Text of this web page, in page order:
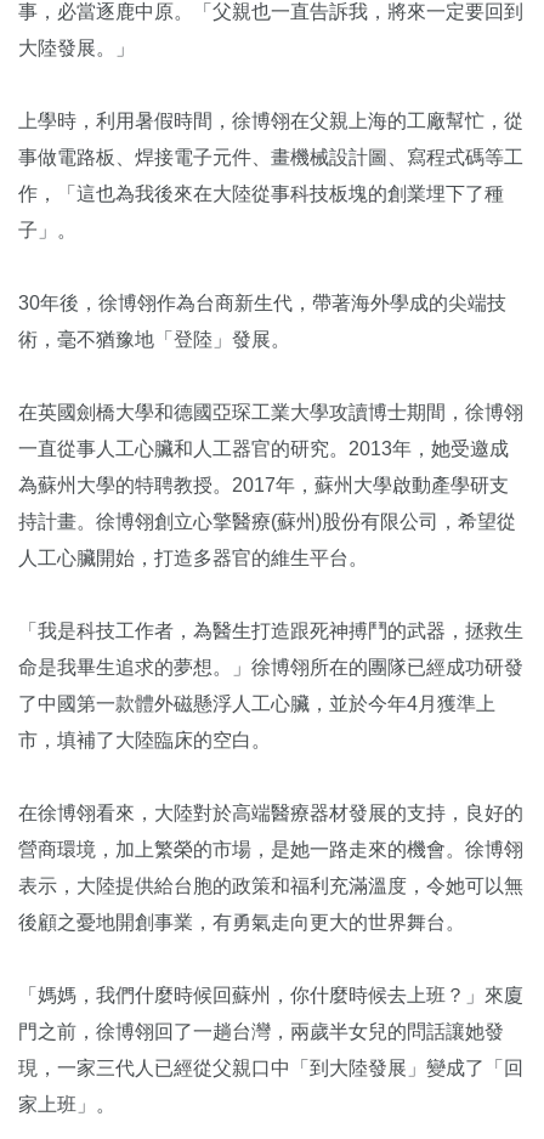
事，必當逐鹿中原。「父親也一直告訴我，將來一定要回到
大陸發展。」
上學時，利用暑假時間，徐博翎在父親上海的工廠幫忙，從
事做電路板、焊接電子元件、畫機械設計圖、寫程式碼等工
作，「這也為我後來在大陸從事科技板塊的創業埋下了種
子」。
30年後，徐博翎作為台商新生代，帶著海外學成的尖端技
術，毫不猶豫地「登陸」發展。
在英國劍橋大學和德國亞琛工業大學攻讀博士期間，徐博翎
一直從事人工心臟和人工器官的研究。2013年，她受邀成
為蘇州大學的特聘教授。2017年，蘇州大學啟動產學研支
持計畫。徐博翎創立心擎醫療(蘇州)股份有限公司，希望從
人工心臟開始，打造多器官的維生平台。
「我是科技工作者，為醫生打造跟死神搏鬥的武器，拯救生
命是我畢生追求的夢想。」徐博翎所在的團隊已經成功研發
了中國第一款體外磁懸浮人工心臟，並於今年4月獲準上
市，填補了大陸臨床的空白。
在徐博翎看來，大陸對於高端醫療器材發展的支持，良好的
營商環境，加上繁榮的市場，是她一路走來的機會。徐博翎
表示，大陸提供給台胞的政策和福利充滿溫度，令她可以無
後顧之憂地開創事業，有勇氣走向更大的世界舞台。
「媽媽，我們什麼時候回蘇州，你什麼時候去上班？」來廈
門之前，徐博翎回了一趟台灣，兩歲半女兒的問話讓她發
現，一家三代人已經從父親口中「到大陸發展」變成了「回
家上班」。